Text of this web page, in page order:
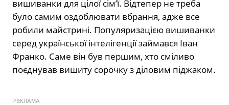
вишиванки для цілої сім’ї. Відтепер не треба
було самим оздоблювати вбрання, адже все
робили майстрині. Популяризацією вишиванки
серед української інтелігенції займався Іван
Франко. Саме він був першим, хто сміливо
поєднував вишиту сорочку з діловим піджаком.
РЕКЛАМА